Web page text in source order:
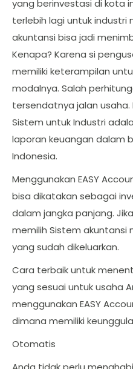
yang berinvestasi di kota
terlebih lagi untuk industri
akuntansi bisa jadi
Kenapa? Karena si
memiliki keterampilan
modalnya. Salah
tersendatnya jalan usaha.
Sistem untuk Industri
laporan keuangan dalam
Indonesia.
Menggunakan EASY
bisa dikatakan sebagai
dalam jangka panjang.
memilih Sistem akuntansi
yang sudah dikeluarkan.
Cara terbaik untuk
yang sesuai untuk usaha
menggunakan EASY
dimana memiliki
Otomatis